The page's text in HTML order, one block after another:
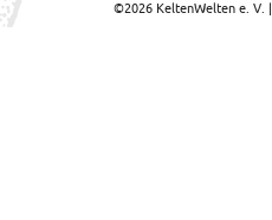
©2026 KeltenWelten e. V. |